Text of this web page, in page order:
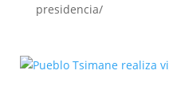
presidencia/